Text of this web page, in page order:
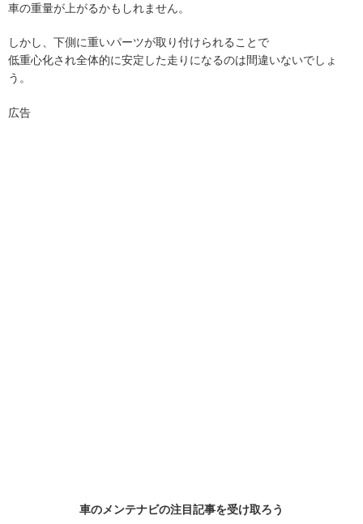
車の重量が上がるかもしれません。
しかし、下側に重いパーツが取り付けられることで
低重心化され全体的に安定した走りになるのは間違いないでしょ
う。
広告
車のメンテナビの注目記事を受け取ろう